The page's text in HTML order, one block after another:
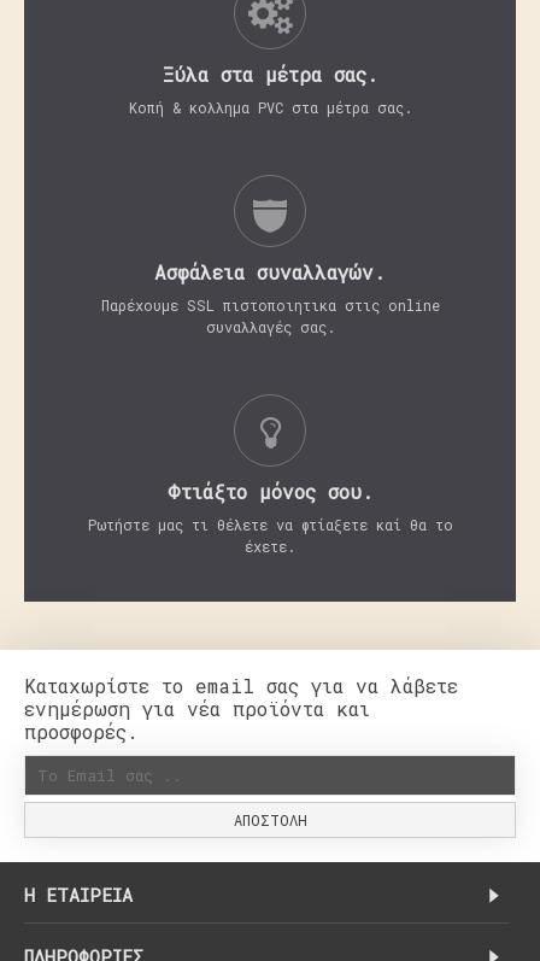
Ξύλα στα μέτρα σας.
Κοπή & κολλημα PVC στα μέτρα σας.
Aσφάλεια συναλλαγών.
Παρέχουμε SSL πιστοποιητικα στις online
συναλλαγές σας.
Φτιάξτο μόνος σου.
Ρωτήστε μας τι θέλετε να φτίαξετε καί θα το
έχετε.
Καταχωρίστε το email σας για να λάβετε
ενημέρωση για νέα προϊόντα και
προσφορές.
ΑΠΟΣΤΟΛΉ
H ΕΤΑΙΡΕΊΑ
ΠΛΗΡΟΦΟΡΊΕΣ